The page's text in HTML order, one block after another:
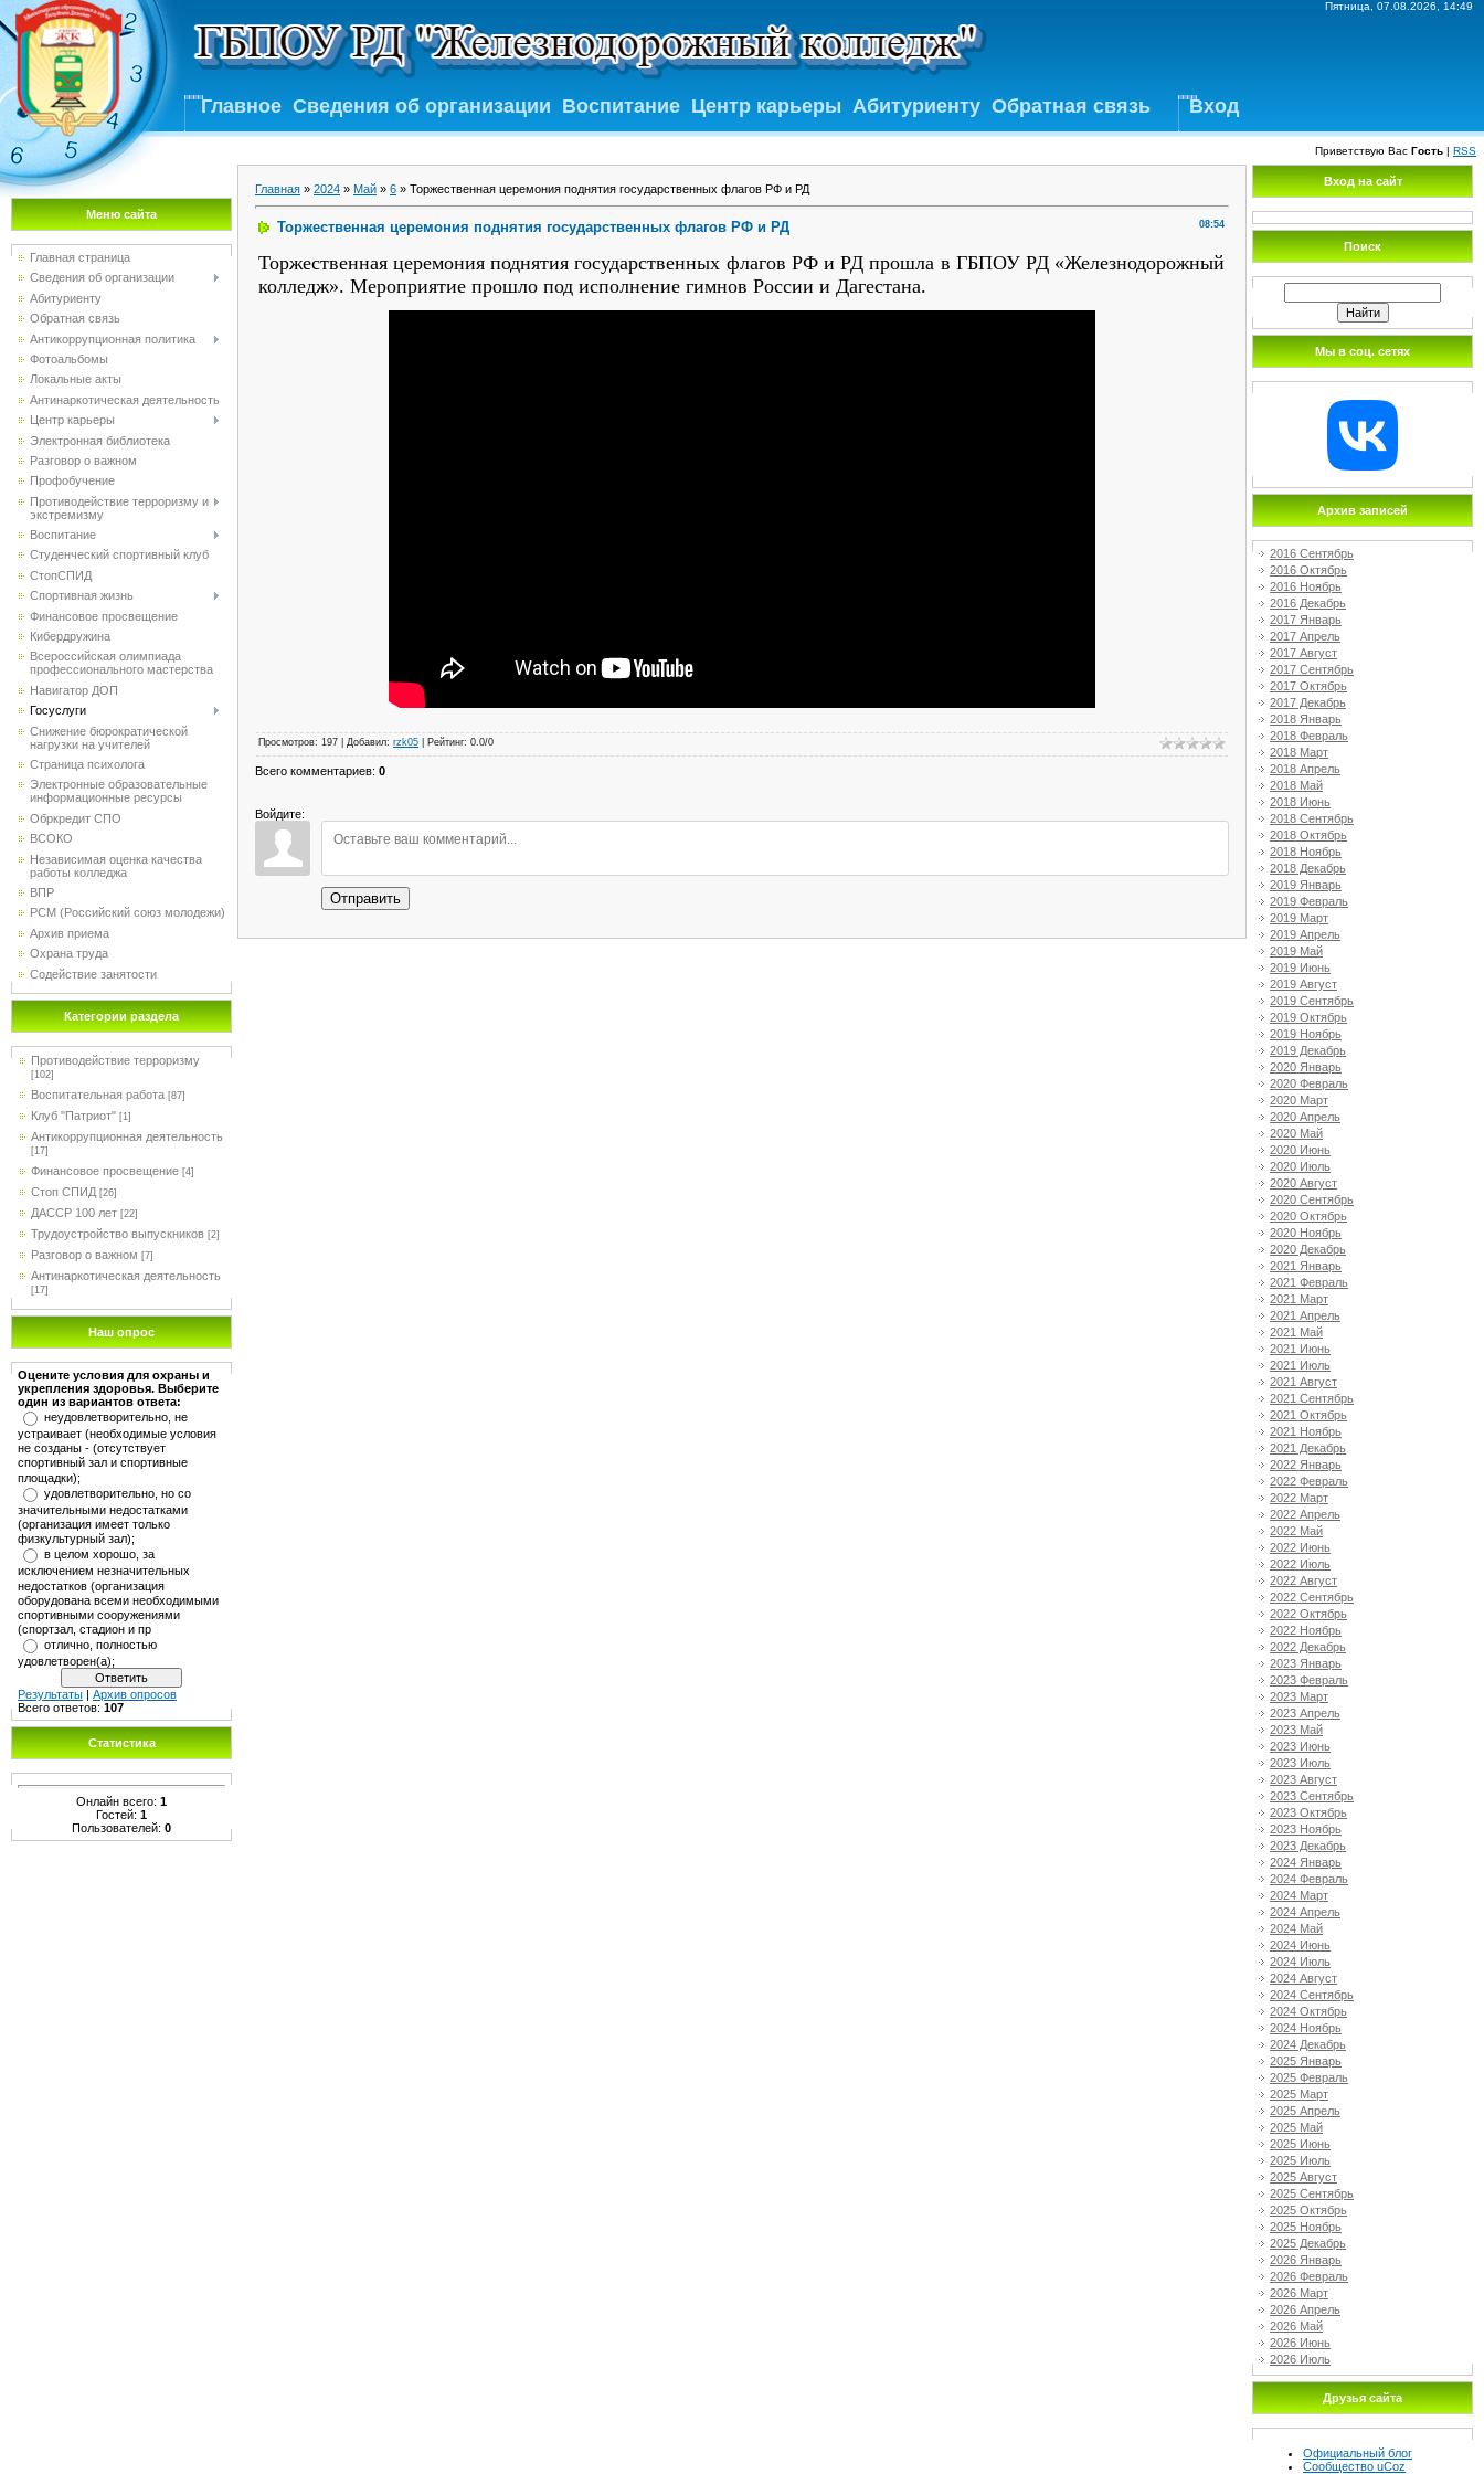
Пятница, 07.08.2026, 14:49
Главное Сведения об организации Воспитание Центр карьеры Абитуриенту Обратная связь Вход
Приветствую Вас Гость | RSS
Меню сайта
Главная страница
Сведения об организации
Абитуриенту
Обратная связь
Антикоррупционная политика
Фотоальбомы
Локальные акты
Антинаркотическая деятельность
Центр карьеры
Электронная библиотека
Разговор о важном
Профобучение
Противодействие терроризму и
экстремизму
Воспитание
Студенческий спортивный клуб
CтопСПИД
Спортивная жизнь
Финансовое просвещение
Кибердружина
Всероссийская олимпиада
профессионального мастерства
Навигатор ДОП
Госуслуги
Снижение бюрократической
нагрузки на учителей
Страница психолога
Электронные образовательные
информационные ресурсы
Обркредит СПО
ВСОКО
Независимая оценка качества
работы колледжа
ВПР
РСМ (Российский союз молодежи)
Архив приема
Охрана труда
Содействие занятости
Категории раздела
Противодействие терроризму
[102]
Воспитательная работа [87]
Клуб "Патриот" [1]
Антикоррупционная деятельность
[17]
Финансовое просвещение [4]
Стоп СПИД [26]
ДАССР 100 лет [22]
Трудоустройство выпускников [2]
Разговор о важном [7]
Антинаркотическая деятельность
[17]
Наш опрос
Оцените условия для охраны и
укрепления здоровья. Выберите
один из вариантов ответа:
неудовлетворительно, не
устраивает (необходимые условия
не созданы - (отсутствует
спортивный зал и спортивные
площадки);
удовлетворительно, но со
значительными недостатками
(организация имеет только
физкультурный зал);
в целом хорошо, за
исключением незначительных
недостатков (организация
оборудована всеми необходимыми
спортивными сооружениями
(спортзал, стадион и пр
отлично, полностью
удовлетворен(а);
Результаты
Архив опросов
Всего ответов: 107
Статистика
Онлайн всего: 1
Гостей: 1
Пользователей: 0
Главная » 2024 » Май » 6 » Торжественная церемония поднятия государственных флагов РФ и РД
08:54
Торжественная церемония поднятия государственных флагов РФ и РД
Торжественная церемония поднятия государственных флагов РФ и РД прошла в ГБПОУ РД «Железнодорожный
колледж». Мероприятие прошло под исполнение гимнов России и Дагестана.
Просмотров: 197 Добавил: rzk05 Рейтинг: 0.0/0
Всего комментариев: 0
Войдите:
Отправить
Вход на сайт
Поиск
Мы в соц. сетях
Архив записей
2016 Сентябрь
2016 Октябрь
2016 Ноябрь
2016 Декабрь
2017 Январь
2017 Апрель
2017 Август
2017 Сентябрь
2017 Октябрь
2017 Декабрь
2018 Январь
2018 Февраль
2018 Март
2018 Апрель
2018 Май
2018 Июнь
2018 Сентябрь
2018 Октябрь
2018 Ноябрь
2018 Декабрь
2019 Январь
2019 Февраль
2019 Март
2019 Апрель
2019 Май
2019 Июнь
2019 Август
2019 Сентябрь
2019 Октябрь
2019 Ноябрь
2019 Декабрь
2020 Январь
2020 Февраль
2020 Март
2020 Апрель
2020 Май
2020 Июнь
2020 Июль
2020 Август
2020 Сентябрь
2020 Октябрь
2020 Ноябрь
2020 Декабрь
2021 Январь
2021 Февраль
2021 Март
2021 Апрель
2021 Май
2021 Июнь
2021 Июль
2021 Август
2021 Сентябрь
2021 Октябрь
2021 Ноябрь
2021 Декабрь
2022 Январь
2022 Февраль
2022 Март
2022 Апрель
2022 Май
2022 Июнь
2022 Июль
2022 Август
2022 Сентябрь
2022 Октябрь
2022 Ноябрь
2022 Декабрь
2023 Январь
2023 Февраль
2023 Март
2023 Апрель
2023 Май
2023 Июнь
2023 Июль
2023 Август
2023 Сентябрь
2023 Октябрь
2023 Ноябрь
2023 Декабрь
2024 Январь
2024 Февраль
2024 Март
2024 Апрель
2024 Май
2024 Июнь
2024 Июль
2024 Август
2024 Сентябрь
2024 Октябрь
2024 Ноябрь
2024 Декабрь
2025 Январь
2025 Февраль
2025 Март
2025 Апрель
2025 Май
2025 Июнь
2025 Июль
2025 Август
2025 Сентябрь
2025 Октябрь
2025 Ноябрь
2025 Декабрь
2026 Январь
2026 Февраль
2026 Март
2026 Апрель
2026 Май
2026 Июнь
2026 Июль
Друзья сайта
Официальный блог
Сообщество uCoz